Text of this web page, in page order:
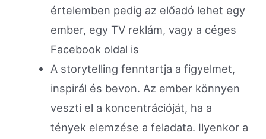
értelemben pedig az előadó lehet egy
ember, egy TV reklám, vagy a céges
Facebook oldal is
A storytelling fenntartja a figyelmet,
inspirál és bevon. Az ember könnyen
veszti el a koncentrációját, ha a
tények elemzése a feladata. Ilyenkor a